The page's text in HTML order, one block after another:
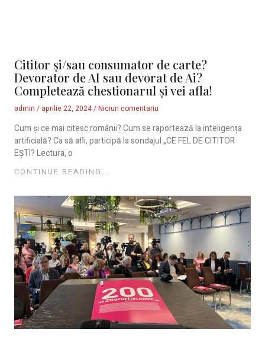
Cititor și/sau consumator de carte?
Devorator de AI sau devorat de Ai?
Completează chestionarul și vei afla!
admin aprilie 22, 2024 Niciun comentariu
Cum și ce mai citesc românii? Cum se raportează la inteligența
artificială? Ca să afli, participă la sondajul „CE FEL DE CITITOR
EȘTI? Lectura, o
CONTINUE READING...